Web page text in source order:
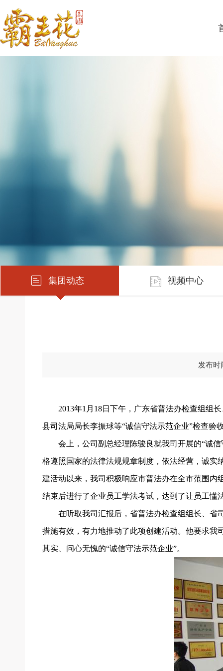
集团动态 视频中心
发布时
2013年1月18日下午，广东省普法办检查组组
县司法局局长李振球等“诚信守法示范企业”检查
会上，公司副总经理陈骏良就我司开展的“诚
格遵照国家的法律法规规章制度，依法经营，诚实
建活动以来，我司积极响应市普法办在全市范围
结束后进行了企业员工学法考试，达到了让员工懂
在听取我司汇报后，省普法办检查组组长、省
措施有效，有力地推动了此项创建活动。他要求我
其实、问心无愧的“诚信守法示范企业”。